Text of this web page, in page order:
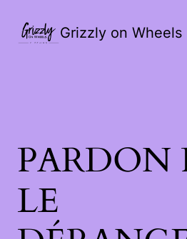
Grizzly on Wheels
PARDON
LE